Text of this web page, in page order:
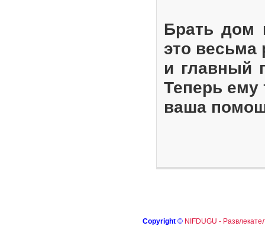
Брать дом
это весьма
и главный
Теперь ему
ваша
Copyright © NIFDUGU -